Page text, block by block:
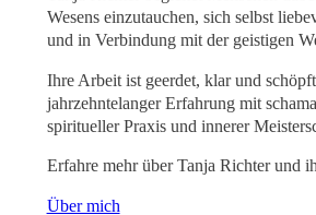
Wesens einzutauchen, sich selbst
und in Verbindung mit der geistigen
Ihre Arbeit ist geerdet, klar und
jahrzehntelanger Erfahrung mit
spiritueller Praxis und innerer
Erfahre mehr über Tanja Richter und
Über mich